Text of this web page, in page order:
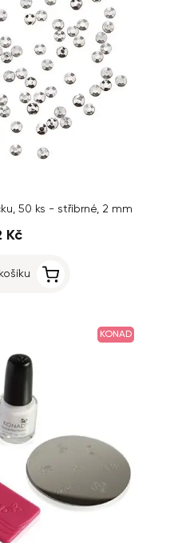
50 ks - stříbrné, 2 mm
Kč
KONAD